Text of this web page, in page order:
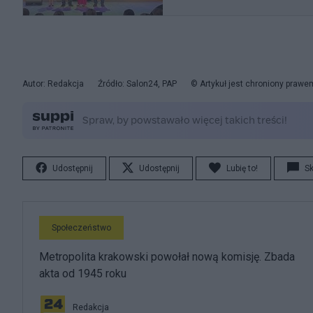
Autor: Redakcja Źródło: Salon24, PAP © Artykuł jest chroniony
Udostępnij Udostępnij Lubię to!
Społeczeństwo
Metropolita krakowski powołał nową komisję. Zbada
akta od 1945 roku
Redakcja